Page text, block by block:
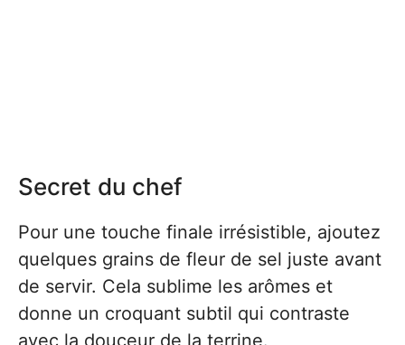
Secret du chef
Pour une touche finale irrésistible, ajoutez
quelques grains de fleur de sel juste avant
de servir. Cela sublime les arômes et
donne un croquant subtil qui contraste
avec la douceur de la terrine.